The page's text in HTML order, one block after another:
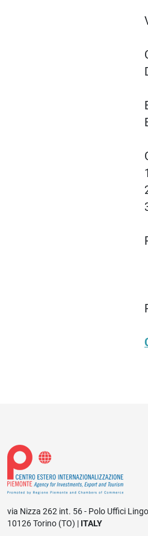
via Nizza 262 int. 56 - Polo Uffici
10126 Torino (TO) | ITALY